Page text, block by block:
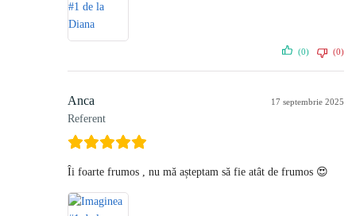
(0) (0)
Anca
Referent
17 septembrie 2025
Îi foarte frumos , nu mă așteptam să fie atât de frumos 😍